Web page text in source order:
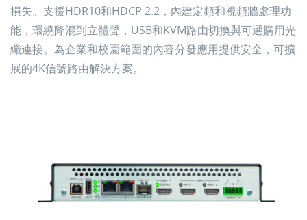
損失。支援HDR10和HDCP 2.2，內建定頻和視頻牆處理功
能，環繞降混到立體聲，USB和KVM路由切換與可選購用光
纖連接。為企業和校園範圍的內容分發應用提供安全，可擴
展的4K信號路由解決方案。